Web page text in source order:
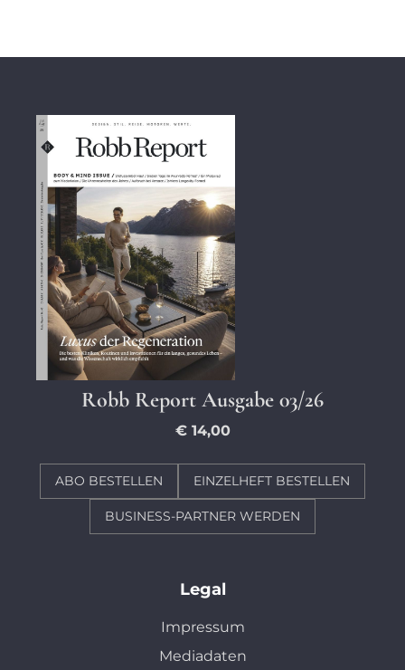
Robb Report Ausgabe 03/26
€ 14,00
ABO BESTELLEN EINZELHEFT BESTELLEN
BUSINESS-PARTNER WERDEN
Legal
Impressum
Mediadaten